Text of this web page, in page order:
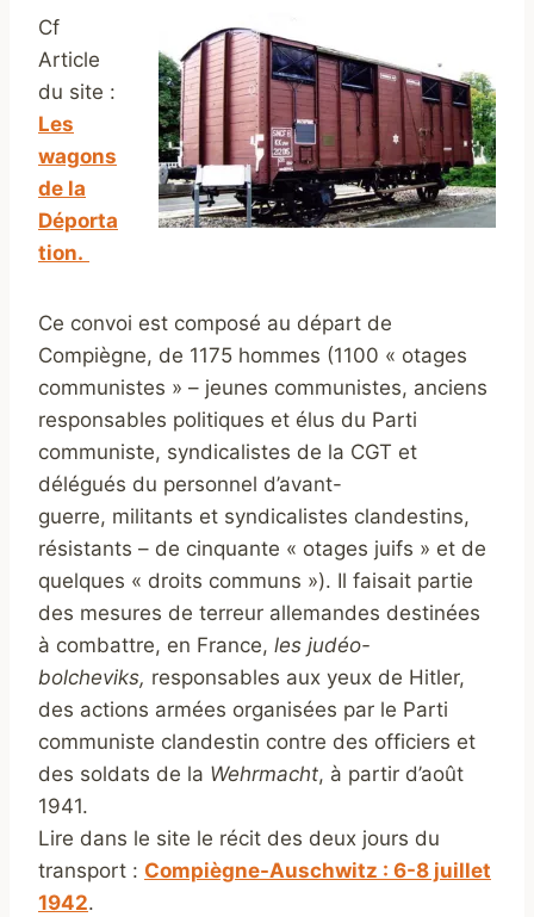
Cf
Article
du site :
Les
wagons
de la
Déporta
tion.
Ce convoi est composé au départ de
Compiègne, de 1175 hommes (1100 « otages
communistes » – jeunes communistes, anciens
responsables politiques et élus du Parti
communiste, syndicalistes de la CGT et
délégués du personnel d’avant-
guerre, militants et syndicalistes clandestins,
résistants – de cinquante « otages juifs » et de
quelques « droits communs »). Il faisait partie
des mesures de terreur allemandes destinées
à combattre, en France, les judéo-
bolcheviks, responsables aux yeux de Hitler,
des actions armées organisées par le Parti
communiste clandestin contre des officiers et
des soldats de la Wehrmacht, à partir d’août
1941.
Lire dans le site le récit des deux jours du
transport : Compiègne-Auschwitz : 6-8 juillet
1942.